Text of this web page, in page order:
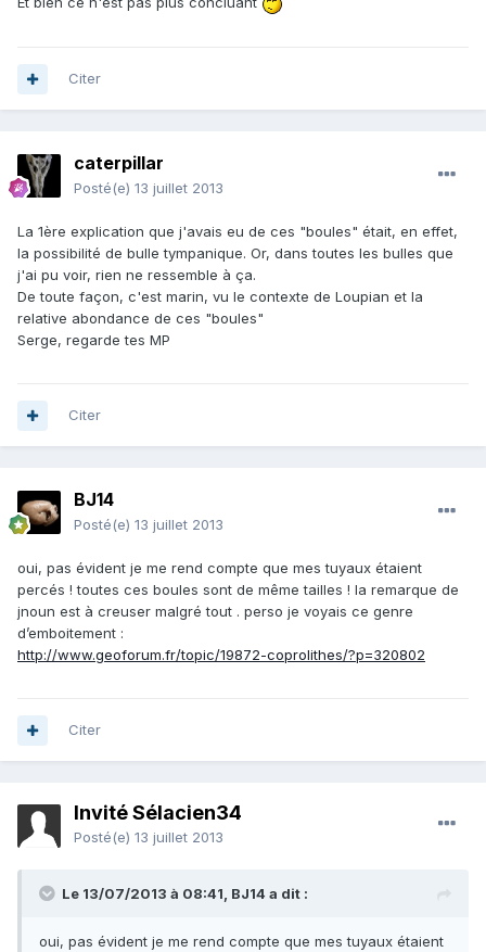
Citer
caterpillar
Posté(e) 13 juillet 2013
La 1ère explication que j'avais eu de ces "boules" était, en effet,
la possibilité de bulle tympanique. Or, dans toutes les bulles que
j'ai pu voir, rien ne ressemble à ça.
De toute façon, c'est marin, vu le contexte de Loupian et la
relative abondance de ces "boules"
Serge, regarde tes MP
Citer
BJ14
Posté(e) 13 juillet 2013
oui, pas évident je me rend compte que mes tuyaux étaient
percés ! toutes ces boules sont de même tailles ! la remarque de
jnoun est à creuser malgré tout . perso je voyais ce genre
d’emboitement :
http://www.geoforum.fr/topic/19872-coprolithes/?p=320802
Citer
Invité Sélacien34
Posté(e) 13 juillet 2013
Le 13/07/2013 à 08:41, BJ14 a dit :
oui, pas évident je me rend compte que mes tuyaux étaient